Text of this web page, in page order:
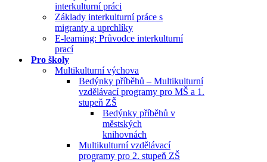
interkulturní práci
Základy interkulturní práce s
migranty a uprchlíky
E-learning: Průvodce interkulturní
prací
Pro školy
Multikulturní výchova
Bedýnky příběhů – Multikulturní
vzdělávací programy pro MŠ a 1.
stupeň ZŠ
Bedýnky příběhů v
městských
knihovnách
Multikulturní vzdělávací
programy pro 2. stupeň ZŠ